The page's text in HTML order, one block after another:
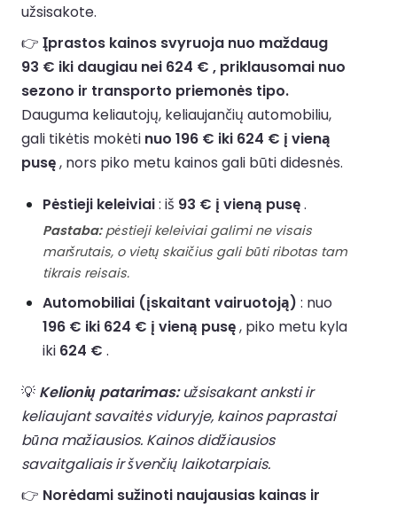
užsisakote.
👉 Įprastos kainos svyruoja nuo maždaug
93 € iki daugiau nei 624 € , priklausomai nuo
sezono ir transporto priemonės tipo.
Dauguma keliautojų, keliaujančių automobiliu,
gali tikėtis mokėti nuo 196 € iki 624 € į vieną
pusę, nors piko metu kainos gali būti didesnės.
Pėstieji keleiviai: iš 93 € į vieną pusę.
Pastaba:pėstieji keleiviai galimi ne visais
maršrutais, o vietų skaičius gali būti ribotas tam
tikrais reisais.
Automobiliai (įskaitant vairuotoją) : nuo
196 € iki 624 € į vieną pusę, piko metu kyla
iki 624 € .
💡 Kelionių patarimas:užsisakant anksti ir
keliaujant savaitės viduryje, kainos paprastai
būna mažiausios. Kainos didžiausios
savaitgaliais ir švenčių laikotarpiais.
👉 Norėdami sužinoti naujausias kainas ir